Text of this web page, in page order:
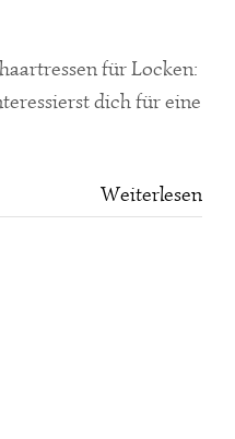
für Locken:
dich für eine
Weiterlesen